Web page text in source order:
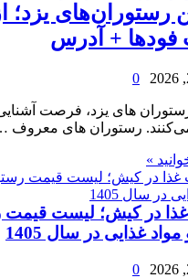
رستوران‌های یزد؛
+ آدرس
0
های یزد، فرصت آشنایی
رستوران های معروف
»
در کیش؛ لیست قیمت
غذایی در سال 1405
0